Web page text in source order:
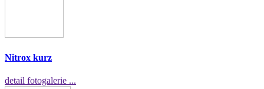
Nitrox kurz
detail fotogalerie ...